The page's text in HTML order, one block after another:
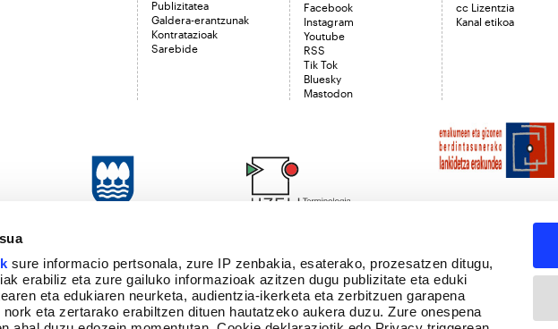
sure informacio pertsonala, zure IP zenbakia, esaterako, prozesatzen ditugu,
erabiliz eta zure gailuko informazioak azitzen dugu publizitate eta eduki
eta edukiaren neurketa, audientzia-ikerketa eta zerbitzuen garapena
eta zertarako erabiltzen dituen hautatzeko aukera duzu. Zure onespena
Publizitatea
Galdera-erantzunak
Kontratazioak
Sarebide
Facebook
Instagram
Youtube
RSS
Tik Tok
Bluesky
Mastodon
cc Lizentzia
Kanal etikoa